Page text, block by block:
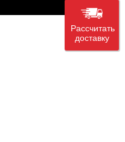
Рассчитать
доставку